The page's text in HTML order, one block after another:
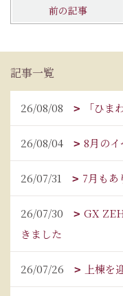
前の記事
記事一覧
26/08/08 「ひま
26/08/04 8月の
26/07/31 7月もあ
26/07/30
GX
きました
26/07/26 上棟を